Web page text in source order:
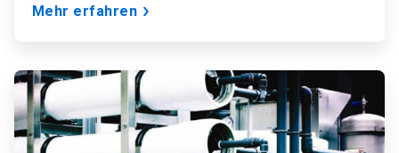
Mehr erfahren
A
t
i